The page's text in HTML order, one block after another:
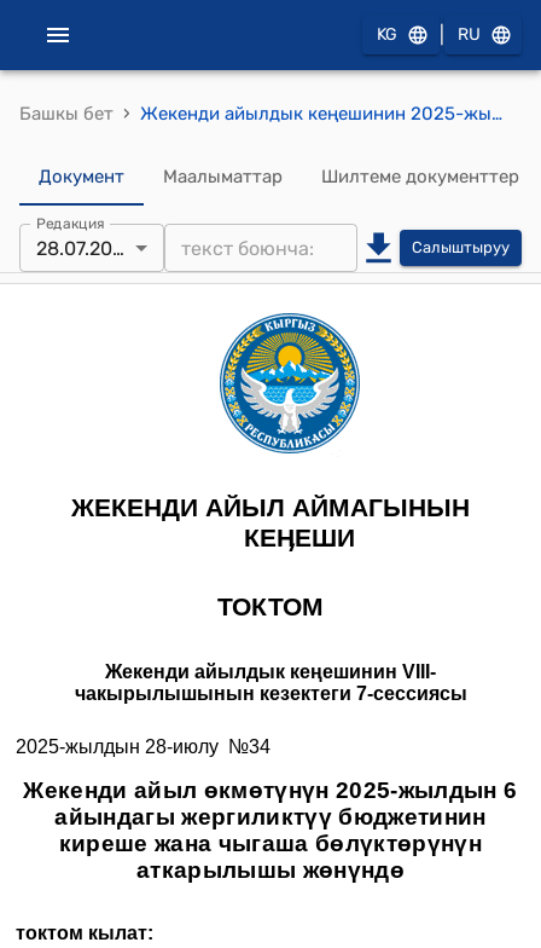
KG RU
Башкы бет › Жекенди айылдык кеңешинин 2025-жылдын 28-июлундагы №34 Жекенди айыл өкмөтүнүн 2025-жылдын 6 айындагы жергиликтүү бюджетинин киреше жана чыгаша бөлүктөрүнүн аткарылышы жөнүндө токтому
Документ Маалыматтар Шилтеме документтер
Редакция
28.07.2025 Салыштыруу